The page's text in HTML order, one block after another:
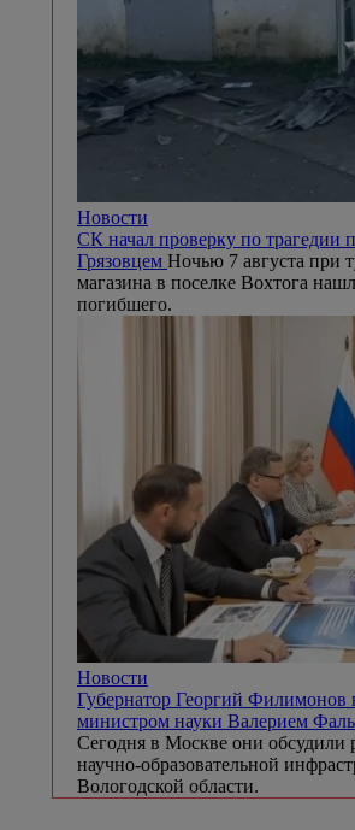
Новости
СК начал проверку по трагедии
Грязовцем Ночью 7 августа при
магазина в поселке Вохтога
погибшего.
Новости
Губернатор Георгий Филимонов
министром науки Валерием
Сегодня в Москве они обсудили
научно-образовательной
Вологодской области.